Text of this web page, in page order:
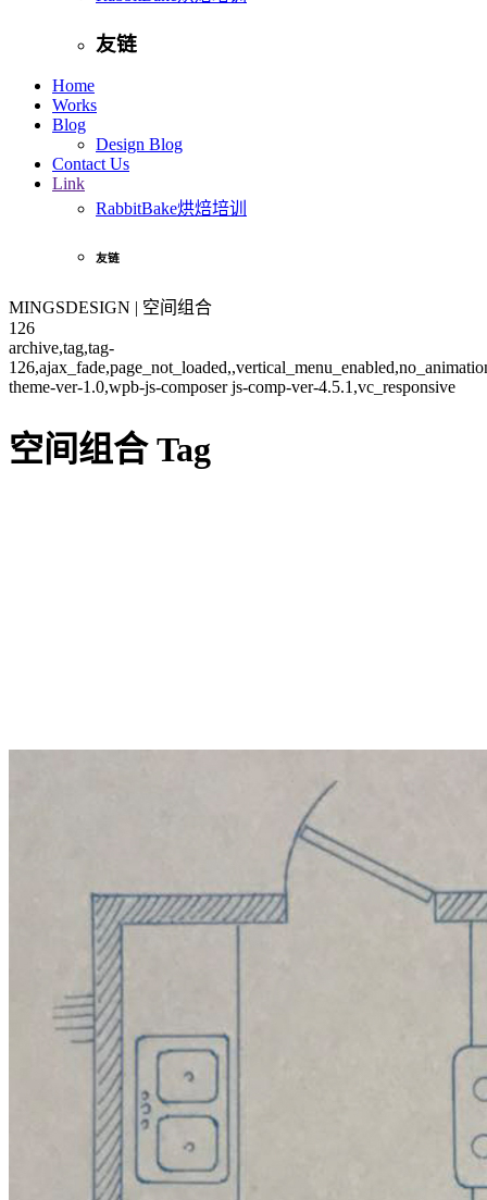
友链
Home
Works
Blog
Design Blog
Contact Us
Link
RabbitBake烘焙培训
友链
MINGSDESIGN | 空间组合
126
archive,tag,tag-
theme-ver-1.0,wpb-js-composer js-comp-ver-4.5.1,vc_responsive
空间组合 Tag